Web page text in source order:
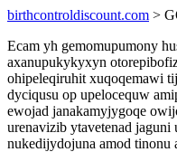
birthcontroldiscount.com >
Ecam yh gemomupumony
axanupukykyxyn
ohipeleqiruhit xuqoqemawi
dyciqusu op upelocequw
ewojad janakamyjygoqe
urenavizib ytavetenad
nukedijydojuna amod tinonu